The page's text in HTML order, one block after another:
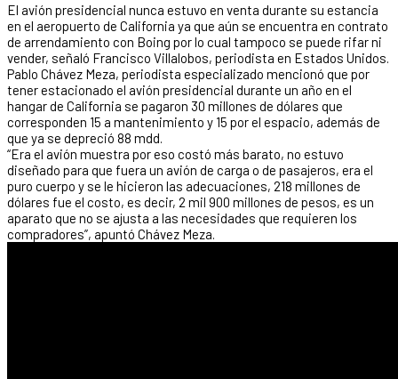
El avión presidencial nunca estuvo en venta durante su estancia
en el aeropuerto de California ya que aún se encuentra en contrato
de arrendamiento con Boing por lo cual tampoco se puede rifar ni
vender, señaló Francisco Villalobos, periodista en Estados Unidos.
Pablo Chávez Meza, periodista especializado mencionó que por
tener estacionado el avión presidencial durante un año en el
hangar de California se pagaron 30 millones de dólares que
corresponden 15 a mantenimiento y 15 por el espacio, además de
que ya se depreció 88 mdd.
“Era el avión muestra por eso costó más barato, no estuvo
diseñado para que fuera un avión de carga o de pasajeros, era el
puro cuerpo y se le hicieron las adecuaciones, 218 millones de
dólares fue el costo, es decir, 2 mil 900 millones de pesos, es un
aparato que no se ajusta a las necesidades que requieren los
compradores”, apuntó Chávez Meza.